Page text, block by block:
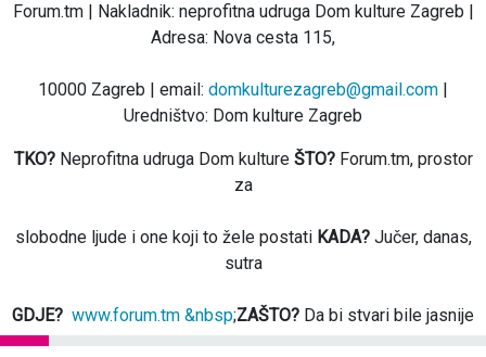
Forum.tm | Nakladnik: neprofitna udruga Dom kulture Zagreb |
Adresa: Nova cesta 115,
10000 Zagreb | email: domkulturezagreb@gmail.com
Uredništvo: Dom kulture Zagreb
TKO?Neprofitna udruga Dom kulture ŠTO?Forum.tm, prostor
za
slobodne ljude i one koji to žele postati KADA?Jučer, danas,
sutra
GDJE? www.forum.tm &nbsp;ZAŠTO? Da bi stvari bile jasnije